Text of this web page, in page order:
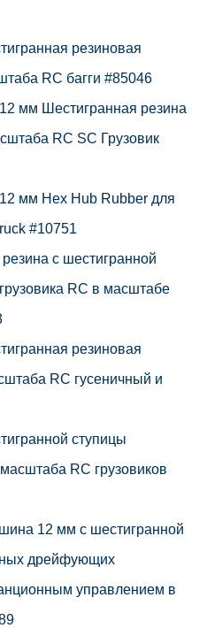
резиновая
RC багги #85046
мм Шестигранная резина
RC SC Грузовик
мм Hex Hub Rubber для
#10751
с шестигранной
RC в масштабе
резиновая
RC гусеничный и
ступицы
RC грузовиков
12 мм с шестигранной
дрейфующих
управлением в